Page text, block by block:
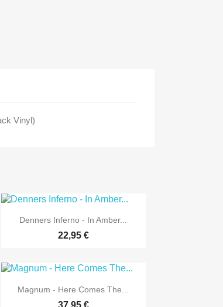
Vinyl)
 Vorschau
Denners Inferno - In Amber...
22,95 €
 Vorschau
Magnum - Here Comes The...
37,95 €